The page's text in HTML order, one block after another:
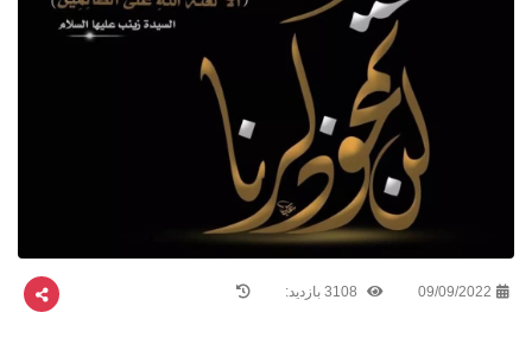
09/09/2022